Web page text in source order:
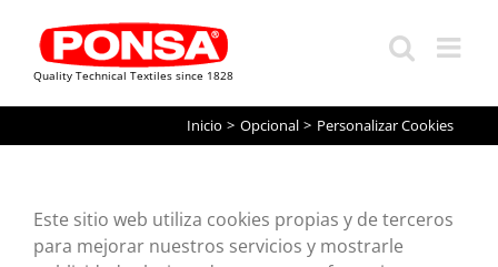
Saltar
Quality Technical Textiles since 1828
Inicio Opcional Personalizar Cookies
Este sitio web utiliza cookies propias y de terceros
para mejorar nuestros servicios y mostrarle